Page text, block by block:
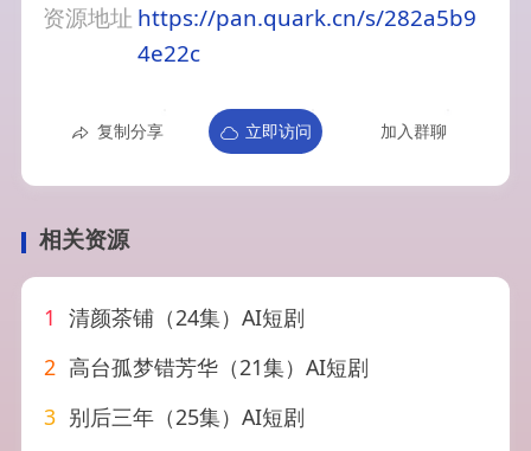
资源地址 https://pan.quark.cn/s/282a5b9
4e22c
复制分享 立即访问 加入群聊
相关资源
1 清颜茶铺（24集）AI短剧
2 高台孤梦错芳华（21集）AI短剧
3 别后三年（25集）AI短剧